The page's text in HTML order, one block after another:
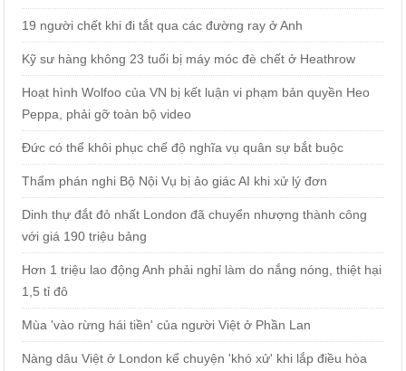
19 người chết khi đi tắt qua các đường ray ở Anh
Kỹ sư hàng không 23 tuổi bị máy móc đè chết ở Heathrow
Hoạt hình Wolfoo của VN bị kết luận vi phạm bản quyền Heo
Peppa, phải gỡ toàn bộ video
Đức có thể khôi phục chế độ nghĩa vụ quân sự bắt buộc
Thẩm phán nghi Bộ Nội Vụ bị ảo giác AI khi xử lý đơn
Dinh thự đắt đỏ nhất London đã chuyển nhượng thành công
với giá 190 triệu bảng
Hơn 1 triệu lao động Anh phải nghỉ làm do nắng nóng, thiệt hại
1,5 tỉ đô
Mùa 'vào rừng hái tiền' của người Việt ở Phần Lan
Nàng dâu Việt ở London kể chuyện 'khó xử' khi lắp điều hòa